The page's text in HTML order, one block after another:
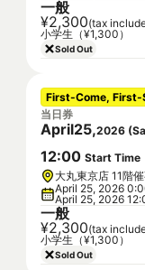
一般
¥2,300(tax
小学生（¥1,300）
Sold Out
First-Come, First-
当日券
April25,2026 (
12:00 Start Time
大丸東京店 11階
April 25, 2026
April 25, 2026
一般
¥2,300(tax
小学生（¥1,300）
Sold Out